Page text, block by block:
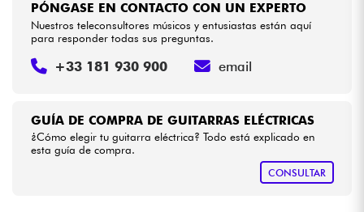
GUÍA DE COMPRA DE GUITARRAS ELÉCTRICAS
¿Cómo elegir tu guitarra eléctrica? Todo está explicado en
esta guía de compra.
CONSULTAR
PÓNGASE EN CONTACTO CON UN EXPERTO
Nuestros teleconsultores músicos y entusiastas están aquí
para responder todas sus preguntas.
+33 181 930 900 email